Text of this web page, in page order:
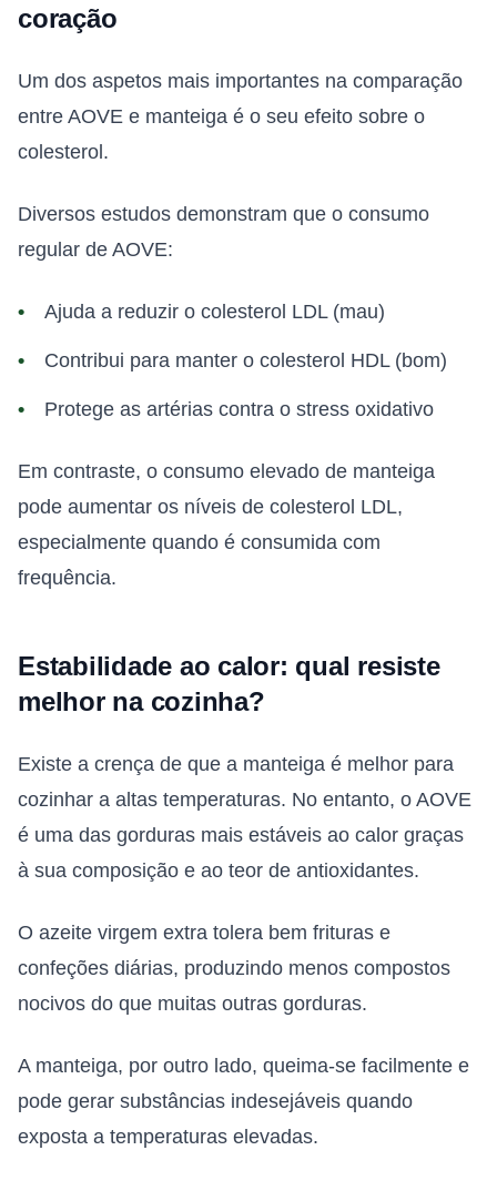
coração
Um dos aspetos mais importantes na comparação
entre AOVE e manteiga é o seu efeito sobre o
colesterol.
Diversos estudos demonstram que o consumo
regular de AOVE:
Ajuda a reduzir o colesterol LDL (mau)
Contribui para manter o colesterol HDL (bom)
Protege as artérias contra o stress oxidativo
Em contraste, o consumo elevado de manteiga
pode aumentar os níveis de colesterol LDL,
especialmente quando é consumida com
frequência.
Estabilidade ao calor: qual resiste
melhor na cozinha?
Existe a crença de que a manteiga é melhor para
cozinhar a altas temperaturas. No entanto, o AOVE
é uma das gorduras mais estáveis ao calor graças
à sua composição e ao teor de antioxidantes.
O azeite virgem extra tolera bem frituras e
confeções diárias, produzindo menos compostos
nocivos do que muitas outras gorduras.
A manteiga, por outro lado, queima-se facilmente e
pode gerar substâncias indesejáveis quando
exposta a temperaturas elevadas.